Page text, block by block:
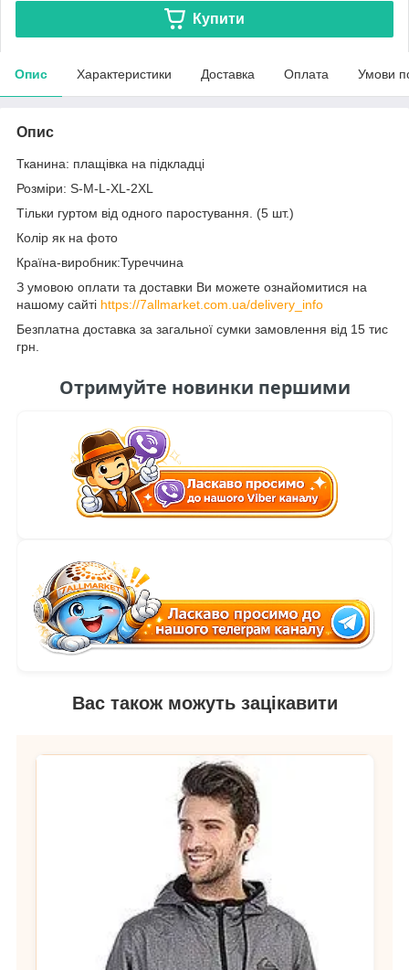
Купити
Опис Характеристики Доставка Оплата Умови
Опис
Тканина: плащівка на підкладці
Розміри: S-M-L-XL-2XL
Тільки гуртом від одного паростування. (5 шт.)
Колір як на фото
Країна-виробник:Туреччина
З умовою оплати та доставки Ви можете ознайомитися на
нашому сайті https://7allmarket.com.ua/delivery_info
Безплатна доставка за загальної сумки замовлення від 15 тис
грн.
Отримуйте новинки першими
Вас також можуть зацікавити